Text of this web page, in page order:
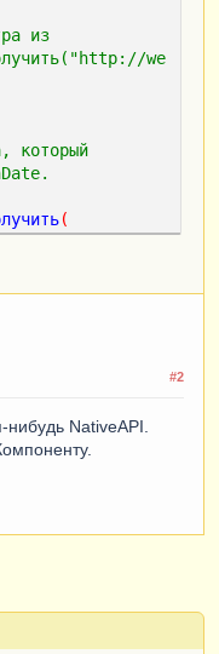
из
we
который
(
типа и
записываем
форме (колонки
#2
нибудь NativeAPI.